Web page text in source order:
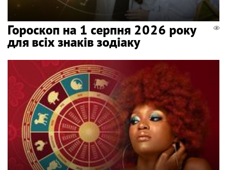
Гороскоп на 1 серпня 2026 року
для всіх знаків зодіаку